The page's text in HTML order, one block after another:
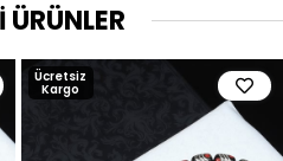
ÜRÜNLER
Ücretsiz
Kargo